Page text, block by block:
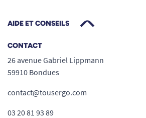
AIDE ET CONSEILS
CONTACT
26 avenue Gabriel Lippmann
59910 Bondues
contact@tousergo.com
03 20 81 93 89